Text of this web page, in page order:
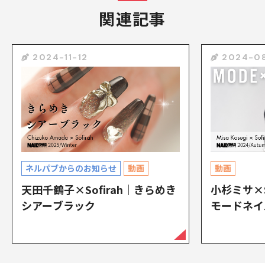
関連記事
2024-11-12
ネルパブからのお知らせ 動画
天田千鶴子×Sofirah｜きらめき
シアーブラック
2024-
動画
小杉ミサ
モードネ